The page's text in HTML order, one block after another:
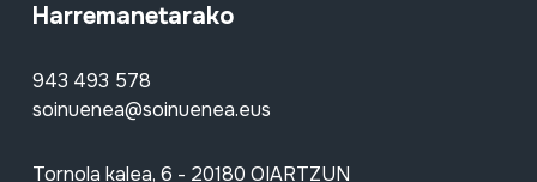
Harremanetarako
943 493 578
soinuenea@soinuenea.eus
Tornola kalea, 6 - 20180 OIARTZUN